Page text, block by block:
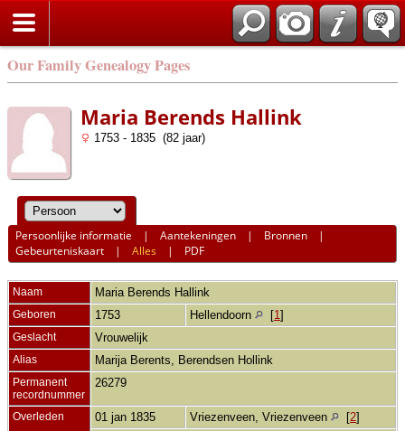
Our Family Genealogy Pages
Maria Berends Hallink
1753 - 1835 (82 jaar)
Persoonlijke informatie |Aantekeningen | Bronnen |
Gebeurteniskaart |Alles | PDF
Naam Maria Berends Hallink
Geboren 1753 Hellendoorn [1 ]
Geslacht Vrouwelijk
Alias Marija Berents, Berendsen Hollink
Permanent
recordnummer
26279
Overleden 01 jan 1835 Vriezenveen, Vriezenveen [2]